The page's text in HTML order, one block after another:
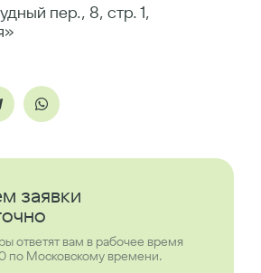
пер., 8, стр. 1,
заявки
ответят вам в рабочее время
по Московскому времени.